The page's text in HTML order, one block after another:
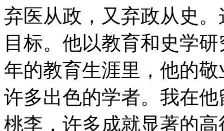
弃医从政，又弃政从史
目标。他以教育和史学
年的教育生涯里，他的
许多出色的学者。我在
桃李，许多成就显著的